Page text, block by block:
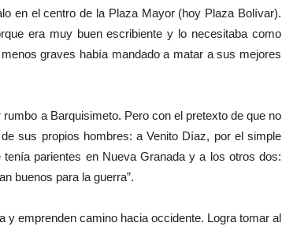
en el centro de la Plaza Mayor (hoy Plaza Bolívar).
era muy buen escribiente y lo necesitaba como
graves había mandado a matar a sus mejores
a Barquisimeto. Pero con el pretexto de que no
sus propios hombres: a Venito Díaz, por el simple
parientes en Nueva Granada y a los otros dos:
buenos para la guerra”.
y emprenden camino hacia occidente. Logra tomar al